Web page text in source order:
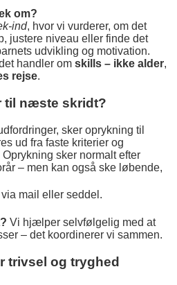
om?
ind, hvor vi vurderer, om det
justere niveau eller finde det
udvikling og motivation.
handler om skills – ikke alder,
rejse.
til næste skridt?
sker oprykning til
ud fra faste kriterier og
sker normalt efter
– men kan også ske løbende,
mail eller seddel.
Vi hjælper selvfølgelig med at
– det koordinerer vi sammen.
trivsel og tryghed